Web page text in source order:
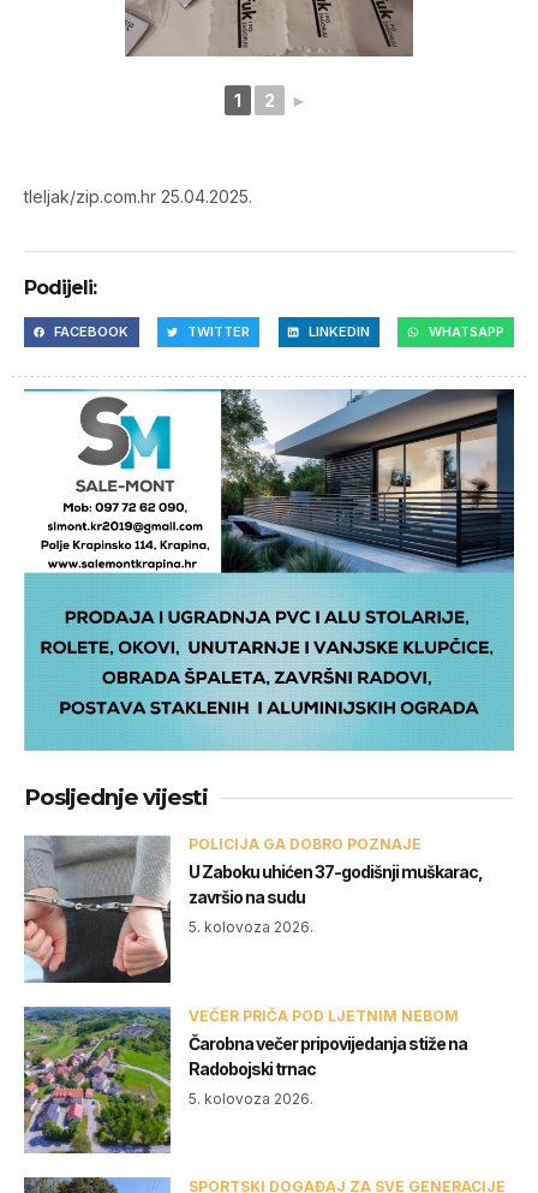
1 2 ►
tleljak/zip.com.hr 25.04.2025.
Podijeli:
FACEBOOK TWITTER LINKEDIN WHATSAPP
Posljednje vijesti
POLICIJA GA DOBRO POZNAJE
U Zaboku uhićen 37-godišnji muškarac,
završio na sudu
5. kolovoza 2026.
VEČER PRIČA POD LJETNIM NEBOM
Čarobna večer pripovijedanja stiže na
Radobojski trnac
5. kolovoza 2026.
SPORTSKI DOGAĐAJ ZA SVE GENERACIJE